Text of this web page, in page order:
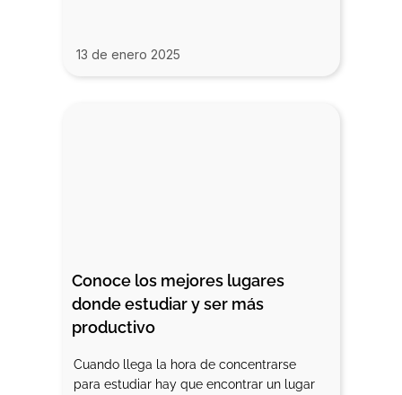
13 de enero 2025
Conoce los mejores lugares
donde estudiar y ser más
productivo
Cuando llega la hora de concentrarse
para estudiar hay que encontrar un lugar